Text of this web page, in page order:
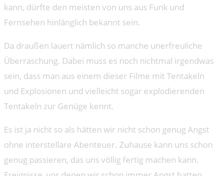
kann, dürfte den meisten von uns aus Funk und
Fernsehen hinlänglich bekannt sein.
Da draußen lauert nämlich so manche unerfreuliche
Überraschung. Dabei muss es noch nichtmal irgendwas
sein, dass man aus einem dieser Filme mit Tentakeln
und Explosionen und vielleicht sogar explodierenden
Tentakeln zur Genüge kennt.
Es ist ja nicht so als hätten wir nicht schon genug Angst
ohne interstellare Abenteuer. Zuhause kann uns schon
genug passieren, das uns völlig fertig machen kann.